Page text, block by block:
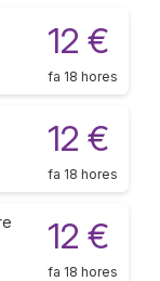
12 €
fa 18 hores
12 €
fa 18 hores
12 €
fa 18 hores